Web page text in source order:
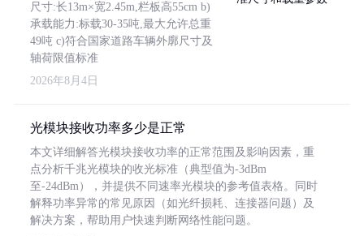
尺寸:长13m×宽2.45m,栏板高55cm b)
承载能力:标载30-35吨,最大允许总重
49吨 c)符合国家道路车辆外廓尺寸及
轴荷限值标准
2026年8月4日
光模块接收功率多少是正常
本文详细解答光模块接收功率的正常范围及影响因素，重
点分析千兆光模块的收光标准（典型值为-3dBm
至-24dBm），并提供不同速率光模块的参考值表格。同时
解释功率异常的常见原因（如光纤损耗、连接器问题）及
解决方案，帮助用户快速判断网络性能问题。